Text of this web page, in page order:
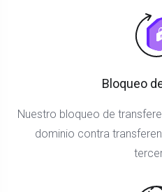
Bloqueo
Nuestro bloqueo de
dominio contra